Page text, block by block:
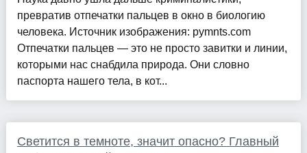
превратив отпечатки пальцев в окно в биологию
человека. Источник изображения: pymnts.com
Отпечатки пальцев — это не просто завитки и линии,
которыми нас снабдила природа. Они словно
паспорта нашего тела, в кот...
Светится в темноте, значит опасно? Главный